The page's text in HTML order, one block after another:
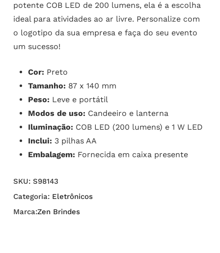
potente COB LED de 200 lumens, ela é a escolha
ideal para atividades ao ar livre. Personalize com
o logotipo da sua empresa e faça do seu evento
um sucesso!
Cor: Preto
Tamanho: 87 x 140 mm
Peso: Leve e portátil
Modos de uso: Candeeiro e lanterna
Iluminação: COB LED (200 lumens) e 1 W LED
Inclui: 3 pilhas AA
Embalagem: Fornecida em caixa presente
SKU: S98143
Categoria: Eletrônicos
Marca:Zen Brindes